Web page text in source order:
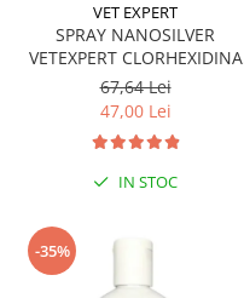
VET EXPERT
SPRAY NANOSILVER
VETEXPERT CLORHEXIDINA
4%- 100ML
67,64 Lei
47,00 Lei
IN STOC
-35%